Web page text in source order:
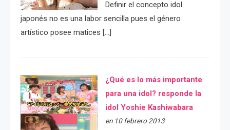
Definir el concepto idol
japonés no es una labor sencilla pues el género
artístico posee matices […]
¿Qué es lo más importante
para una idol? responde la
idol Yoshie Kashiwabara
en 10 febrero 2013